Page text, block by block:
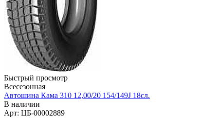
Быстрый просмотр
Всесезонная
Автошина Кама 310 12,00/20 154/149J 18сл.
В наличии
Арт: ЦБ-00002889